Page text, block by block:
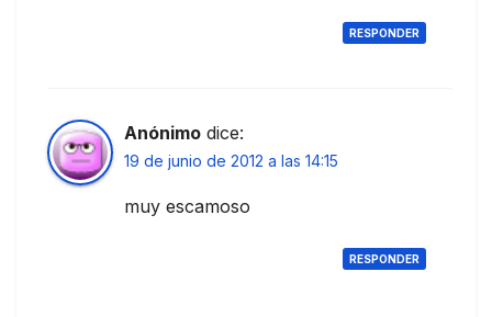
RESPONDER
Anónimo dice:
19 de junio de 2012 a las 14:15
muy escamoso
RESPONDER